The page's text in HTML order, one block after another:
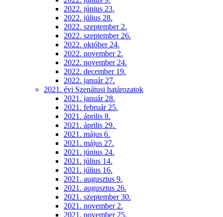
2022. június 23.
2022. július 28.
2022. szeptember 2.
2022. szeptember 26.
2022. október 24.
2022. november 2.
2022. november 24.
2022. december 19.
2022. január 27.
2021. évi Szenátusi határozatok
2021. január 28.
2021. február 25.
2021. április 8.
2021. április 29.
2021. május 6.
2021. május 27.
2021. június 24.
2021. július 14.
2021. július 16.
2021. augusztus 9.
2021. augusztus 26.
2021. szeptember 30.
2021. november 2.
2021. november 25.